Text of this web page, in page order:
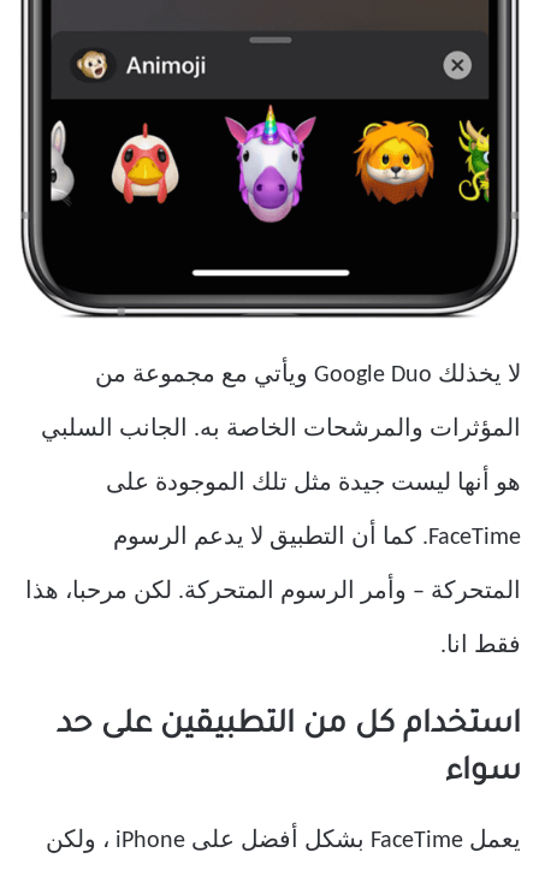
لا يخذلك Google Duo ويأتي مع مجموعة من
المؤثرات والمرشحات الخاصة به. الجانب السلبي
هو أنها ليست جيدة مثل تلك الموجودة على
FaceTime. كما أن التطبيق لا يدعم الرسوم
المتحركة – وأمر الرسوم المتحركة. لكن مرحبا، هذا
فقط انا.
استخدام كل من التطبيقين على حد
سواء
يعمل FaceTime بشكل أفضل على iPhone ، ولكن